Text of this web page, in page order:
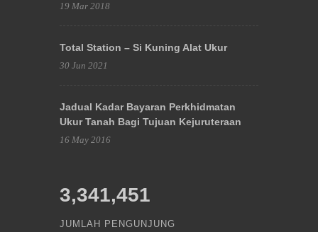
19 Mar 2018
Total Station – Si Kuning Alat Ukur
30 Jun 2021
Jadual Kadar Bayaran Perkhidmatan
Ukur Tanah Bagi Tujuan Kejuruteraan
16 May 2016
3,341,451
JUMLAH PENGUNJUNG